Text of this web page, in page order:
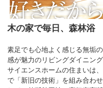
木の家で毎日、森林浴
素足でも心地よく感じる無垢
感が魅力のリビングダイニング
サイエンスホームの住まいは
で「新旧の技術」を組み合わ